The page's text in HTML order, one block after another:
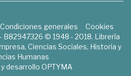
Condiciones generales
Cookies
B82947326 © 1948 - 2018. Librería
Ciencias Sociales, Historia y
Humanas
desarrollo OPTYMA